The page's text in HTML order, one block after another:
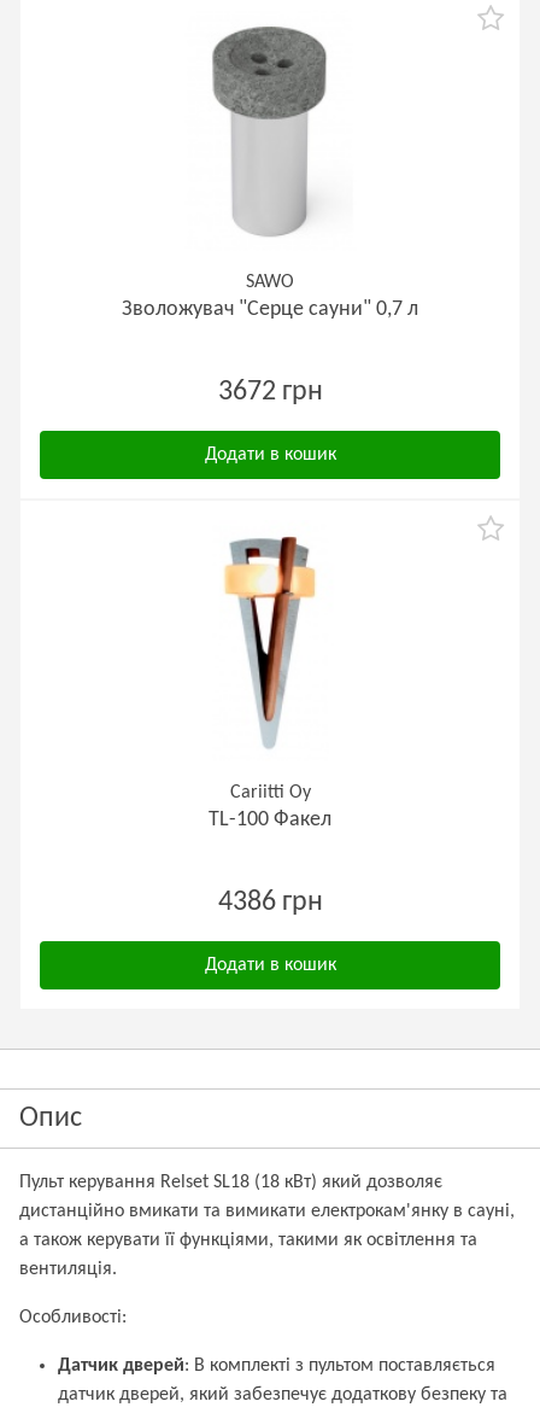
SAWO
Зволожувач "Серце сауни" 0,7 л
3672 грн
Додати в кошик
Cariitti Oy
TL-100 Факел
4386 грн
Додати в кошик
Опис
Пульт керування Relset SL18 (18 кВт) який дозволяє
дистанційно вмикати та вимикати електрокам'янку в сауні,
а також керувати її функціями, такими як освітлення та
вентиляція.
Особливості:
Датчик дверей: В комплекті з пультом поставляється
датчик дверей, який забезпечує додаткову безпеку та